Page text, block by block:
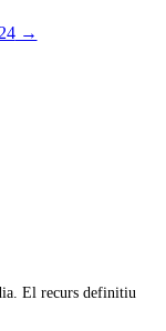
→
El recurs definitiu